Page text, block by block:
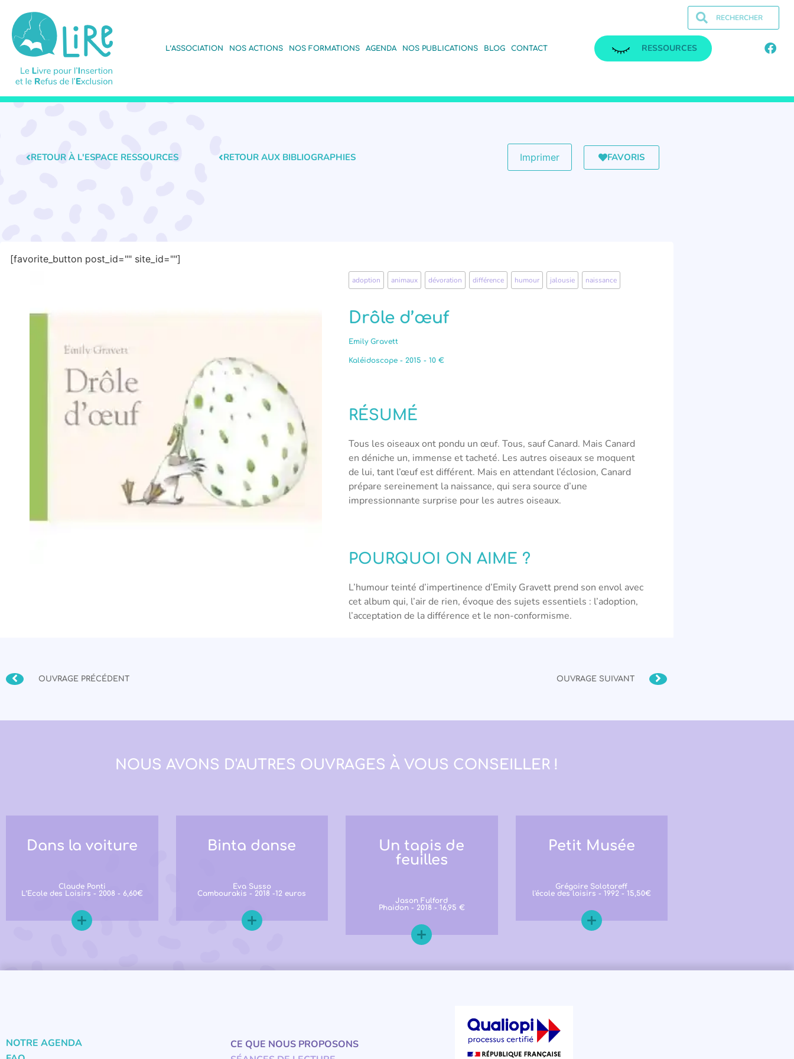
L’ASSOCIATION NOS ACTIONS NOS FORMATIONS AGENDA NOS PUBLICATIONS BLOG CONTACT RESSOURCES
RETOUR À L'ESPACE RESSOURCES RETOUR AUX BIBLIOGRAPHIES Imprimer FAVORIS
[favorite_button post_id="" site_id=""]
adoption animaux dévoration différence humour jalousie naissance
Drôle d’œuf
Emily Gravett
Kaléidoscope - 2015 - 10 €
RÉSUMÉ
Tous les oiseaux ont pondu un œuf. Tous, sauf Canard. Mais Canard
en déniche un, immense et tacheté. Les autres oiseaux se moquent
de lui, tant l’œuf est différent. Mais en attendant l’éclosion, Canard
prépare sereinement la naissance, qui sera source d’une
impressionnante surprise pour les autres oiseaux.
POURQUOI ON AIME ?
L’humour teinté d’impertinence d’Emily Gravett prend son envol avec
cet album qui, l’air de rien, évoque des sujets essentiels : l’adoption,
l’acceptation de la différence et le non-conformisme.
OUVRAGE PRÉCÉDENT OUVRAGE SUIVANT
NOUS AVONS D'AUTRES OUVRAGES À VOUS CONSEILLER !
Dans la voiture
Claude Ponti
L’Ecole des Loisirs - 2008 - 6,60€
Binta danse
Eva Susso
Cambourakis - 2018 -12 euros
Un tapis de
feuilles
Jason Fulford
Phaidon - 2018 - 16,95 €
Petit Musée
Grégoire Solotareff
l'école des loisirs - 1992 - 15,50€
NOTRE AGENDA
CE QUE NOUS PROPOSONS